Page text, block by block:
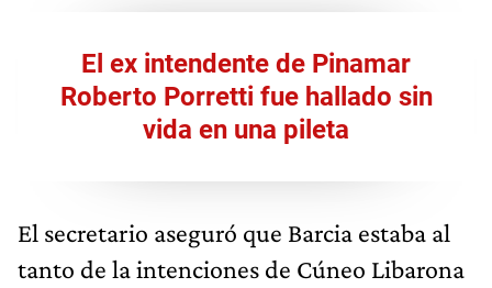
El ex intendente de Pinamar
Roberto Porretti fue hallado sin
vida en una pileta
El secretario aseguró que Barcia estaba al
tanto de la intenciones de Cúneo Libarona